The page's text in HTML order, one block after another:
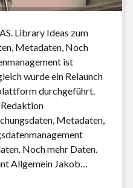
Library Ideas zum
Metadaten, Noch
ist
wurde ein Relaunch
durchgeführt.
Metadaten,
Noch mehr Daten.
Allgemein Jakob…